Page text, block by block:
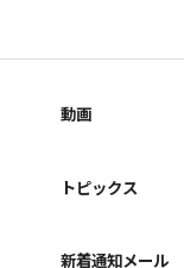
動画
トピックス
新着通知メール